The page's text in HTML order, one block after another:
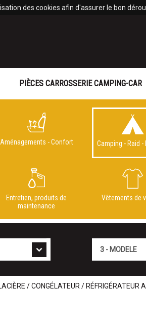
des cookies afin d'assurer le bon
PIÈCES CARROSSERIE CAMPING-CAR
Aménagements - Confort Camping - Raid -
Entretien, produits de
maintenance
Vêtements de
/ CONGÉLATEUR / RÉFRIGÉRATEUR